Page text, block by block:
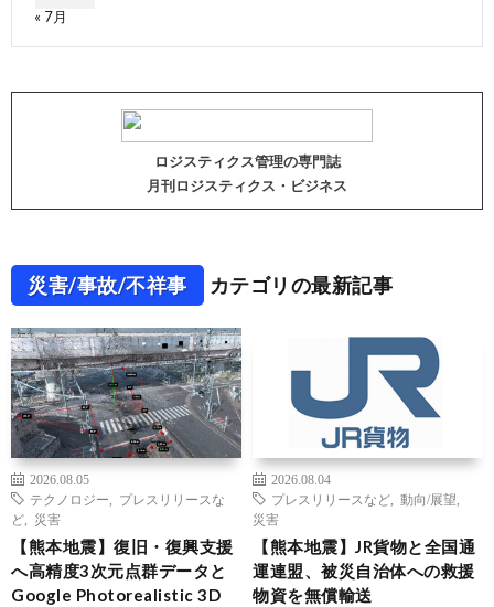
« 7月
ロジスティクス管理の専門誌
月刊ロジスティクス・ビジネス
災害/事故/不祥事 カテゴリの最新記事
2026.08.05
テクノロジー
プレスリリースな
ど
災害
【熊本地震】復旧・復興支援
へ高精度3次元点群データと
Google Photorealistic 3D
2026.08.04
プレスリリースなど
動向/展望
災害
【熊本地震】JR貨物と全国通
運連盟、被災自治体への救援
物資を無償輸送